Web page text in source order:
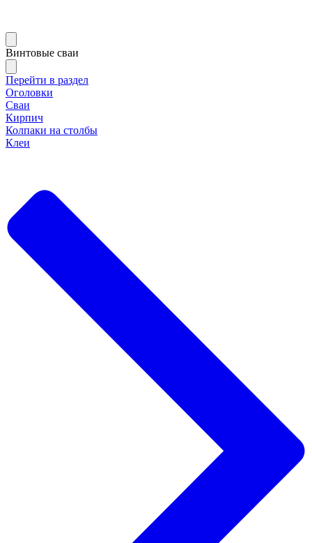
Винтовые сваи
Перейти в раздел
Оголовки
Сваи
Кирпич
Колпаки на столбы
Клеи